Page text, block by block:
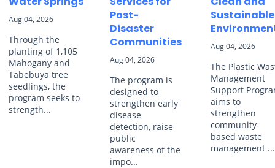
Aug 04, 2026
Through the
planting of 1,105
Mahogany and
Tabebuya tree
seedlings, the
program seeks to
strength...
Post-
Disaster
Communities
Aug 04, 2026
The program is
designed to
strengthen early
disease
detection, raise
public
awareness of the
impo...
Sustainable
Aug 04, 2026
The Plastic
Management
Support
aims to
strengthen
community-
based waste
management ...